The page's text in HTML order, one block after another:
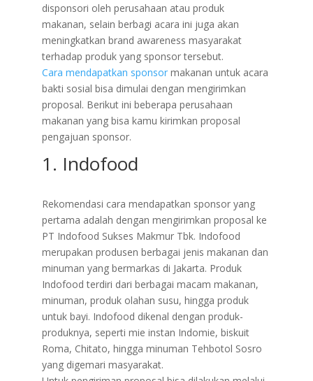
disponsori oleh perusahaan atau produk
makanan, selain berbagi acara ini juga akan
meningkatkan brand awareness masyarakat
terhadap produk yang sponsor tersebut.
Cara mendapatkan sponsor makanan untuk acara
bakti sosial bisa dimulai dengan mengirimkan
proposal. Berikut ini beberapa perusahaan
makanan yang bisa kamu kirimkan proposal
pengajuan sponsor.
1. Indofood
​Rekomendasi cara mendapatkan sponsor yang
pertama adalah dengan mengirimkan proposal ke
PT Indofood Sukses Makmur Tbk. Indofood
merupakan produsen berbagai jenis makanan dan
minuman yang bermarkas di Jakarta. Produk
Indofood terdiri dari berbagai macam makanan,
minuman, produk olahan susu, hingga produk
untuk bayi. Indofood dikenal dengan produk-
produknya, seperti mie instan Indomie, biskuit
Roma, Chitato, hingga minuman Tehbotol Sosro
yang digemari masyarakat.